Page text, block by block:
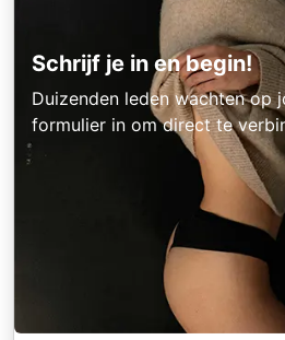
Schrijf je in en begin!
Duizenden leden wachten op
formulier in om direct te